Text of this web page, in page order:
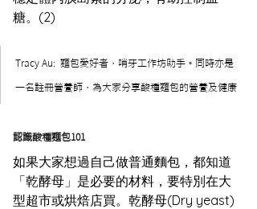
糖。(2)
Tracy Au:  麵包愛好者，哨牙工作坊助手。同時亦是
一名註冊營養師，為大家分享酸種麵包的營養及健康
認識酸種麵包101
如果大家想過自己做普通麵包，都知道
「乾酵母」是必要的材料，要特別在大
型超市或烘焙店買。乾酵母(Dry yeast)